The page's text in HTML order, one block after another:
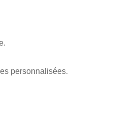
personnalisées.